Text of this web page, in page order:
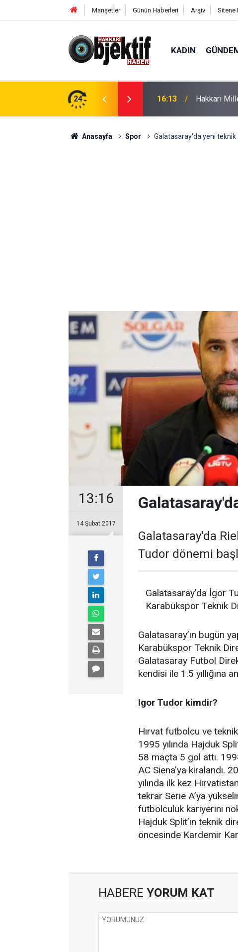
Manşetler Günün Haberleri Arşiv Sitene
KADIN
24 16:13 Hakkari
Anasayfa Spor Galatasaray'da yeni teknik
13:16
14 Şubat 2017
Galatasaray'da
Tudor dönemi
Galatasaray’da İgor
Karabükspor Teknik
Galatasaray’ın bugün
Karabükspor Teknik
Galatasaray Futbol
kendisi ile 1.5 yıllığına
Igor Tudor kimdir?
Hırvat futbolcu ve
1995 yılında Hajduk
58 maçta 5 gol attı.
AC Siena’ya kiralandı.
yılında ilk kez
tekrar Serie A’ya
futbolculuk kariyerini
Hajduk Split’in teknik
öncesinde Kardemir
HABERE YORUM KAT